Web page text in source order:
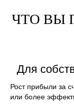
ЧТО ВЫ
Для
Рост прибыли за
или более